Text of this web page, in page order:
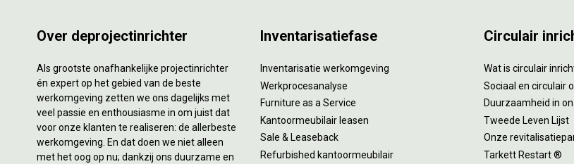
Over deprojectinrichter
Als grootste onafhankelijke projectinrichter
én expert op het gebied van de beste
werkomgeving zetten we ons dagelijks met
veel passie en enthousiasme in om juist dat
voor onze klanten te realiseren: de allerbeste
werkomgeving. En dat doen we niet alleen
met het oog op nu; dankzij ons duurzame en
Inventarisatiefase
Inventarisatie werkomgeving
Werkprocesanalyse
Furniture as a Service
Kantoormeubilair leasen
Sale & Leaseback
Refurbished kantoormeubilair
Circulair
Wat is circulair
Sociaal en circulair
Duurzaamheid in
Tweede Leven Lijst
Onze
Tarkett Restart ®